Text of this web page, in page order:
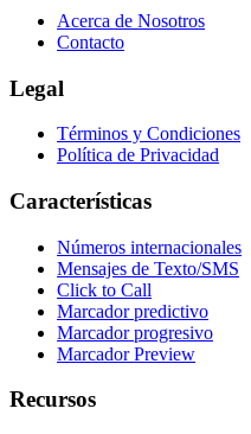
Acerca de Nosotros
Contacto
Legal
Términos y Condiciones
Política de Privacidad
Características
Números internacionales
Mensajes de Texto/SMS
Click to Call
Marcador predictivo
Marcador progresivo
Marcador Preview
Recursos